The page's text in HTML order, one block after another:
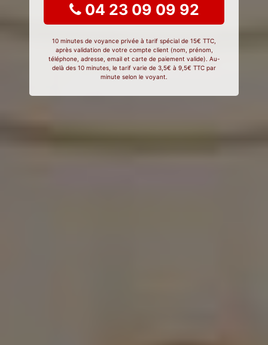
04 23 09 09 92
10 minutes de voyance privée à tarif spécial de 15€ TTC,
après validation de votre compte client (nom, prénom,
téléphone, adresse, email et carte de paiement valide). Au-
delà des 10 minutes, le tarif varie de 3,5€ à 9,5€ TTC par
minute selon le voyant.